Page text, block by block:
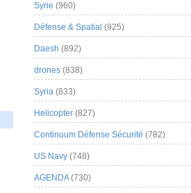
Syrie (960)
Défense & Spatial (925)
Daesh (892)
drones (838)
Syria (833)
Helicopter (827)
Continuum Défense Sécurité (782)
US Navy (748)
AGENDA(730)